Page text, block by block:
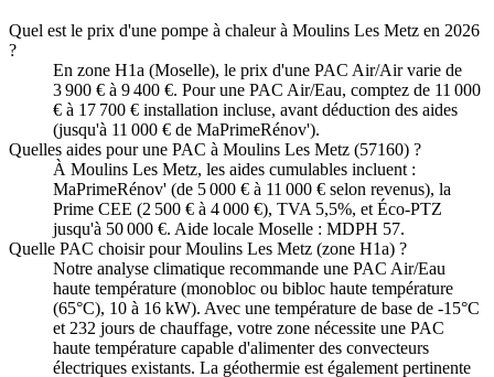
Quel est le prix d'une pompe à chaleur à Moulins Les Metz en 2026
?
En zone H1a (Moselle), le prix d'une PAC Air/Air varie de
3 900 € à 9 400 €. Pour une PAC Air/Eau, comptez de 11 000
€ à 17 700 € installation incluse, avant déduction des aides
(jusqu'à 11 000 € de MaPrimeRénov').
Quelles aides pour une PAC à Moulins Les Metz (57160) ?
À Moulins Les Metz, les aides cumulables incluent :
MaPrimeRénov' (de 5 000 € à 11 000 € selon revenus), la
Prime CEE (2 500 € à 4 000 €), TVA 5,5%, et Éco-PTZ
jusqu'à 50 000 €. Aide locale Moselle : MDPH 57.
Quelle PAC choisir pour Moulins Les Metz (zone H1a) ?
Notre analyse climatique recommande une PAC Air/Eau
haute température (monobloc ou bibloc haute température
(65°C), 10 à 16 kW). Avec une température de base de -15°C
et 232 jours de chauffage, votre zone nécessite une PAC
haute température capable d'alimenter des convecteurs
électriques existants. La géothermie est également pertinente